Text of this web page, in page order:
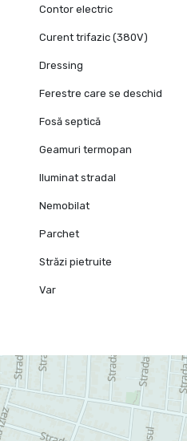
Contor electric
Curent trifazic (380V)
Dressing
Ferestre care se deschid
Fosă septică
Geamuri termopan
Iluminat stradal
Nemobilat
Parchet
Străzi pietruite
Var